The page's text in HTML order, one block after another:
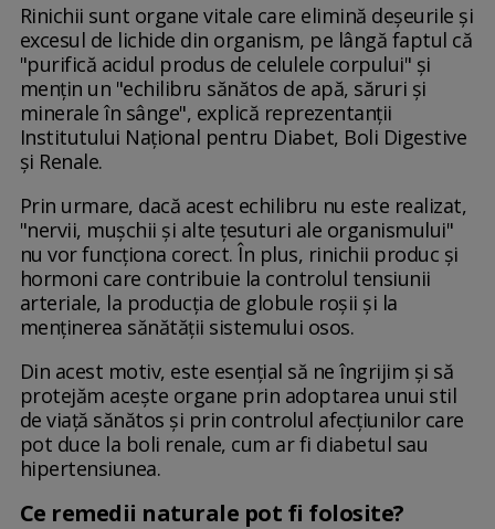
Rinichii sunt organe vitale care elimină deșeurile și
excesul de lichide din organism, pe lângă faptul că
"purifică acidul produs de celulele corpului" și
mențin un "echilibru sănătos de apă, săruri și
minerale în sânge", explică reprezentanții
Institutului Național pentru Diabet, Boli Digestive
și Renale.
Prin urmare, dacă acest echilibru nu este realizat,
"nervii, mușchii și alte țesuturi ale organismului"
nu vor funcționa corect. În plus, rinichii produc și
hormoni care contribuie la controlul tensiunii
arteriale, la producția de globule roșii și la
menținerea sănătății sistemului osos.
Din acest motiv, este esențial să ne îngrijim și să
protejăm acește organe prin adoptarea unui stil
de viață sănătos și prin controlul afecțiunilor care
pot duce la boli renale, cum ar fi diabetul sau
hipertensiunea.
Ce remedii naturale pot fi folosite?